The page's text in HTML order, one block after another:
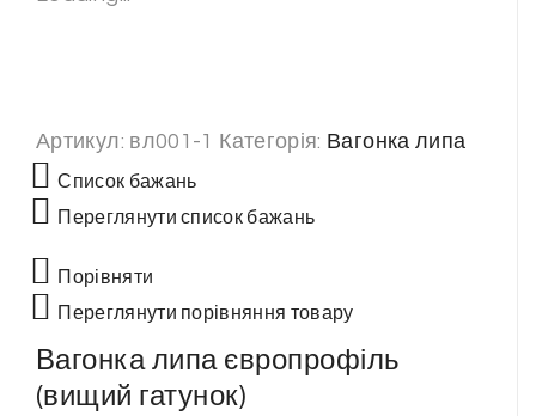
Артикул: вл001-1 Категорія: Вагонка липа
Список бажань
Переглянути список бажань
Порівняти
Переглянути порівняння товару
Вагонка липа європрофіль
(вищий гатунок)